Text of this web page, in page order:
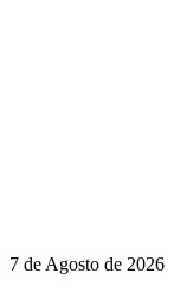
7 de Agosto de 2026